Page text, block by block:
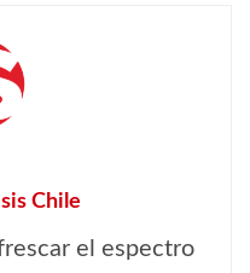
Chile
el espectro